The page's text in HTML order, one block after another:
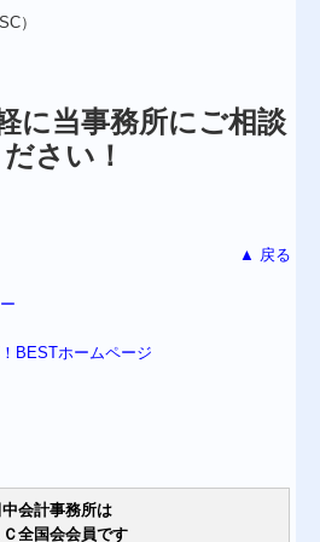
中会計事務所は
Ｃ全国会会員です
に当事務所にご相談
ださい！
▲ 戻る